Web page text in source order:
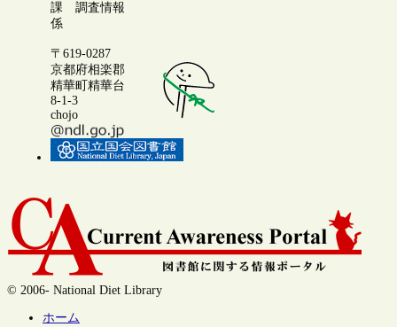
課 調査情報
係
〒619-0287
京都府相楽郡
精華町精華台
8-1-3
chojo
© 2006- National Diet Library
ホーム